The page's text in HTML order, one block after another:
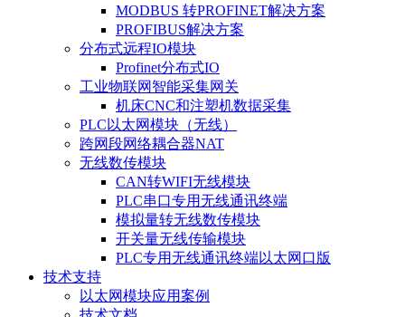
MODBUS 转PROFINET解决方案
PROFIBUS解决方案
分布式远程IO模块
Profinet分布式IO
工业物联网智能采集网关
机床CNC和注塑机数据采集
PLC以太网模块（无线）
跨网段网络耦合器NAT
无线数传模块
CAN转WIFI无线模块
PLC串口专用无线通讯终端
模拟量转无线数传模块
开关量无线传输模块
PLC专用无线通讯终端以太网口版
技术支持
以太网模块应用案例